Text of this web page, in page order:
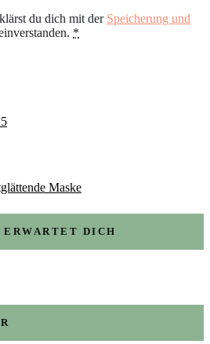
du dich mit der Speicherung und
*
Maske
DICH